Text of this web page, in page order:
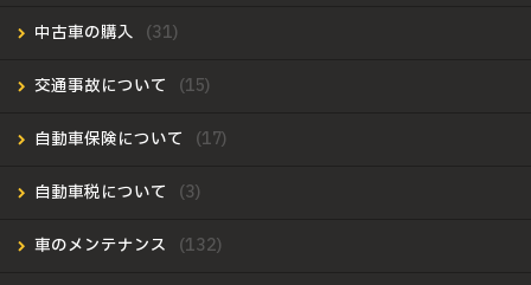
中古車の購入
交通事故について
自動車保険について
自動車税について
車のメンテナンス